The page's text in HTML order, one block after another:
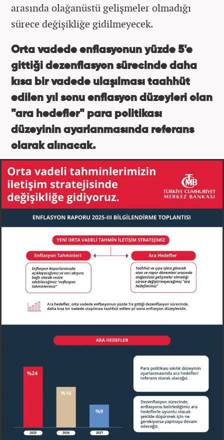
arasında olağanüstü gelişmeler olmadığı
sürece değişikliğe gidilmeyecek.
Orta vadede enflasyonun yüzde 5'e
gittiği dezenflasyon sürecinde daha
kısa bir vadede ulaşılması taahhüt
edilen yıl sonu enflasyon düzeyleri olan
"ara hedefler" para politikası
düzeyinin ayarlanmasında referans
olarak alınacak.